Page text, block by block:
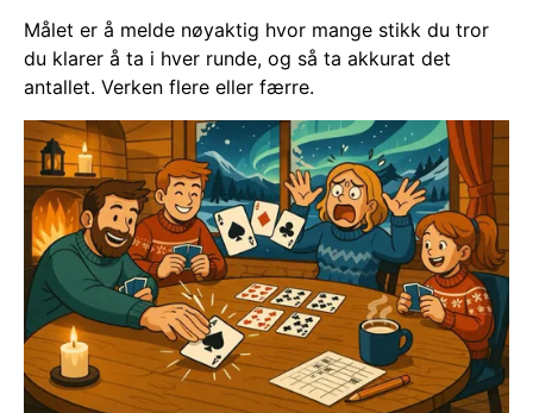
Målet er å melde nøyaktig hvor mange stikk du tror
du klarer å ta i hver runde, og så ta akkurat det
antallet. Verken flere eller færre.